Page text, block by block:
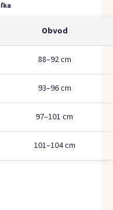
Obvod
88–92 cm
93–96 cm
97–101 cm
101–104 cm